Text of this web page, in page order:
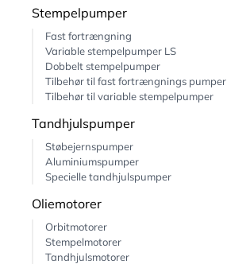
Stempelpumper
Fast fortrængning
Variable stempelpumper LS
Dobbelt stempelpumper
Tilbehør til fast fortrængnings pumper
Tilbehør til variable stempelpumper
Tandhjulspumper
Støbejernspumper
Aluminiumspumper
Specielle tandhjulspumper
Oliemotorer
Orbitmotorer
Stempelmotorer
Tandhjulsmotorer